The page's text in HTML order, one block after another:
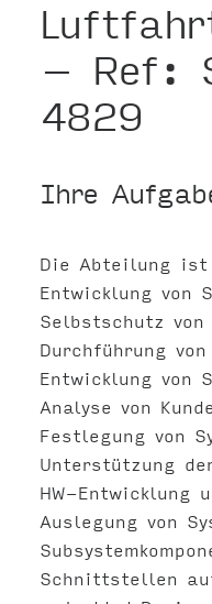
– Ref:
4829
Ihre
Die Abteilung
Entwicklung von
Selbstschutz
Durchführung
Entwicklung von
Analyse von
Festlegung von
Unterstützung
HW-Entwicklung
Auslegung von
Schnittstellen